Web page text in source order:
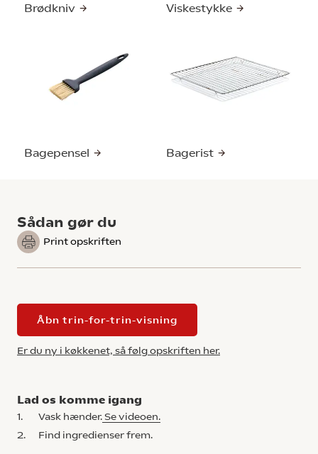
Brødkniv Viskestykke
Bagepensel Bagerist
Sådan gør du
Print opskriften
Åbn trin-for-trin-visning
Er du ny i køkkenet, så følg opskriften her.
Lad os komme igang
1. Vask hænder. Se videoen.
2.
Find ingredienser frem.